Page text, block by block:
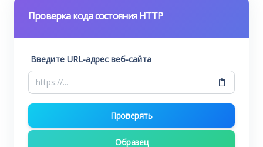
Проверка кода состояния HTTP
Введите URL-адрес веб-сайта
Проверять
Образец